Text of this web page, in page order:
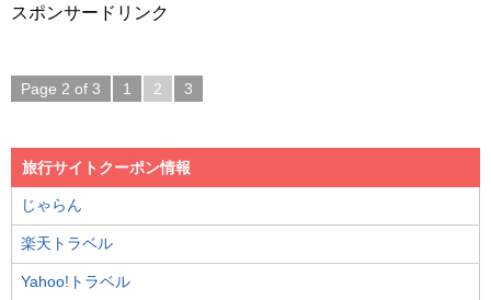
スポンサードリンク
Page 2 of 3 1 2 3
旅行サイトクーポン情報
じゃらん
楽天トラベル
Yahoo!トラベル